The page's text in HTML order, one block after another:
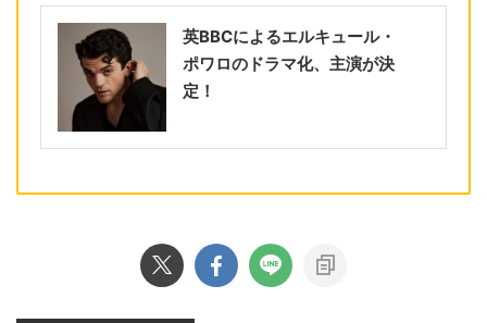
英BBCによるエルキュール・
ポワロのドラマ化、主演が決
定！